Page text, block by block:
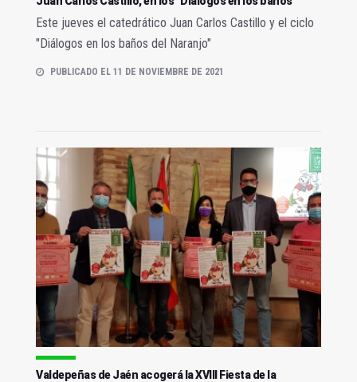
Este jueves el catedrático Juan Carlos Castillo y el ciclo
"Diálogos en los baños del Naranjo"
PUBLICADO EL 11 DE NOVIEMBRE DE 2021
Valdepeñas de Jaén acogerá la XVIII Fiesta de la